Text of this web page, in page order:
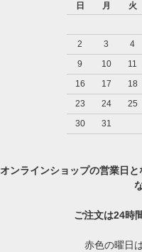
日
月 火
2
3 4
9
10 11
16
17 18
23
24 25
30
31
オンラインショップの営業日
ご注文は24時
赤色の曜日